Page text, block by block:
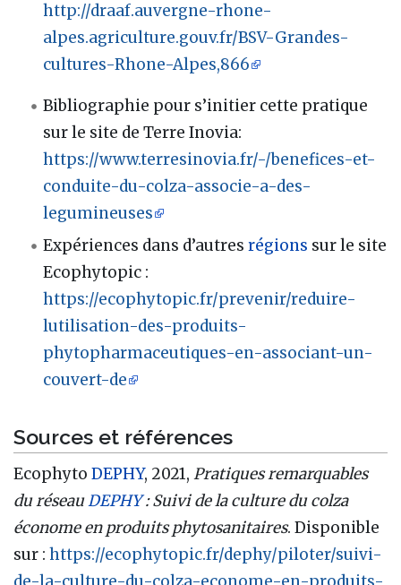
http://draaf.auvergne-rhone-
alpes.agriculture.gouv.fr/BSV-Grandes-
cultures-Rhone-Alpes,866
Bibliographie pour s’initier cette pratique
sur le site de Terre Inovia:
https://www.terresinovia.fr/-/benefices-et-
conduite-du-colza-associe-a-des-
legumineuses
Expériences dans d’autresrégions sur le site
Ecophytopic :
https://ecophytopic.fr/prevenir/reduire-
lutilisation-des-produits-
phytopharmaceutiques-en-associant-un-
couvert-de
Sources et références
Ecophyto DEPHY, 2021, Pratiques remarquables
du réseauDEPHY: Suivi de la culture du colza
économe en produits phytosanitaires. Disponible
sur : https://ecophytopic.fr/dephy/piloter/suivi-